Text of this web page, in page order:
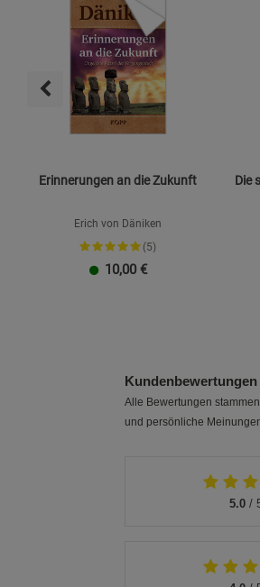
Erinnerungen an die Zukunft
Erich von Däniken
(5)
10,00 €
Die
Alle Bewertungen
und persönliche
5.0/